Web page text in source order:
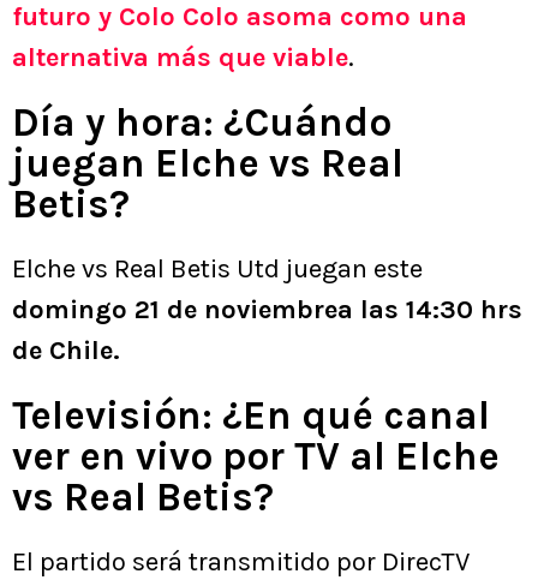
futuro y Colo Colo asoma como una
alternativa más que viable.
Día y hora: ¿Cuándo
juegan Elche vs Real
Betis?
Elche vs Real Betis Utd juegan este
domingo 21 de noviembrea las 14:30 hrs
de Chile.
Televisión: ¿En qué canal
ver en vivo por TV al Elche
vs Real Betis?
El partido será transmitido por DirecTV